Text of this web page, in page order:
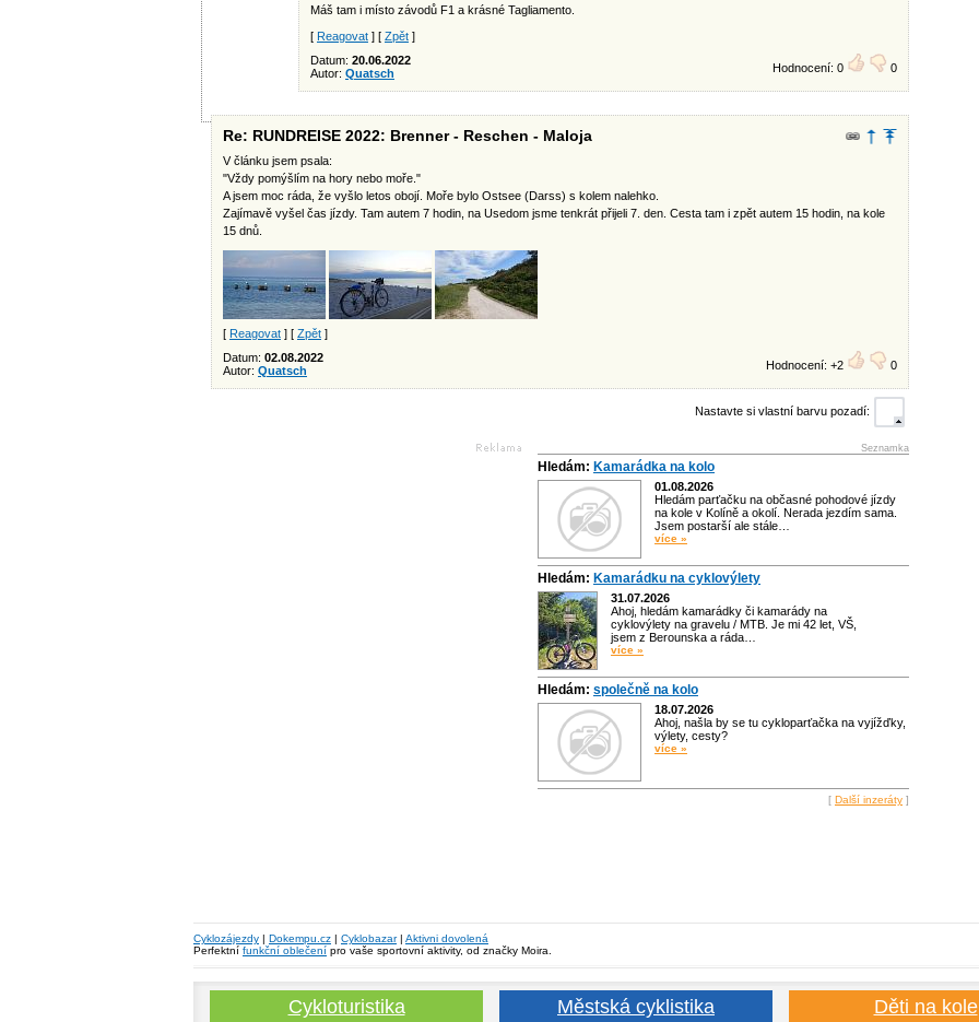
Máš tam i místo závodů F1 a krásné Tagliamento.
[ Reagovat ] [ Zpět ]
Datum: 20.06.2022
Autor: Quatsch Hodnocení: 0 0
Re: RUNDREISE 2022: Brenner - Reschen - Maloja
V článku jsem psala:
"Vždy pomýšlím na hory nebo moře."
A jsem moc ráda, že vyšlo letos obojí. Moře bylo Ostsee (Darss) s kolem nalehko.
Zajímavě vyšel čas jízdy. Tam autem 7 hodin, na Usedom jsme tenkrát přijeli 7. den. Cesta tam i zpět autem 15 hodin, na kole
15 dnů.
[ Reagovat ] [ Zpět ]
Datum: 02.08.2022
Autor: Quatsch Hodnocení: +2 0
Nastavte si vlastní barvu pozadí:
Seznamka
Hledám: Kamarádka na kolo
01.08.2026
Hledám parťačku na občasné pohodové jízdy
na kole v Kolíně a okolí. Nerada jezdím sama.
Jsem postarší ale stále…
více »
Hledám: Kamarádku na cyklovýlety
31.07.2026
Ahoj, hledám kamarádky či kamarády na
cyklovýlety na gravelu / MTB. Je mi 42 let, VŠ,
jsem z Berounska a ráda…
více »
Hledám: společně na kolo
18.07.2026
Ahoj, našla by se tu cykloparťačka na vyjížďky,
výlety, cesty?
více »
[ Další inzeráty ]
Cyklozájezdy | Dokempu.cz | Cyklobazar| Aktivni dovolená
Perfektní funkční oblečení pro vaše sportovní aktivity, od značky Moira.
Cykloturistika Městská cyklistika Děti na kole